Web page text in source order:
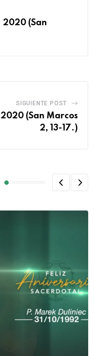
2020 (San
SIGUIENTE POST
(San Marcos
2, 13-17.)